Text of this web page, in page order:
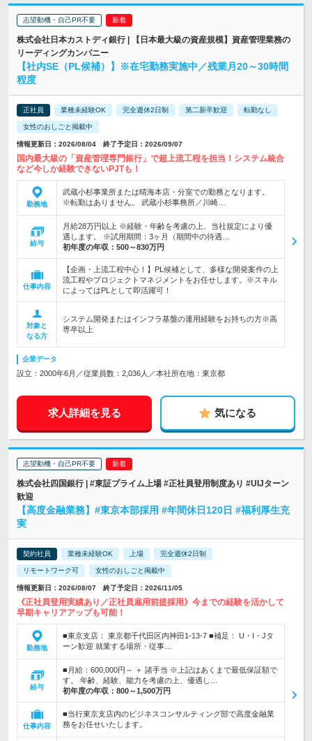
志望動機・自己PR不要
株式会社日本カストディ銀行 | 【日本最大級の資産規模】資産管理業務の
リーディングカンパニー
【社内SE（PL候補）】※在宅勤務実施中／残業月20～30時間
程度
正社員 業種未経験OK 完全週休2日制 第二新卒歓迎 転勤なし
女性のおしごと掲載中
情報更新日：2026/08/04 終了予定日：2026/09/07
国内最大級の「資産管理専門銀行」で超上流工程を担当！システム統合
など今しか経験できないPJTも！
勤務地
武蔵小杉事業所または晴海本店・分室での勤務となります。
※転勤はありません。 武蔵小杉事務所／川崎…
給与
月給28万円以上 ※経験・年齢を考慮の上、当社規定により優
遇します。 ※試用期間：3ヶ月（期間中の待遇…
初年度の年収： 500～830万円
仕事内容
【企画・上流工程中心！】PL候補として、多様な開発案件の上
流工程やプロジェクトマネジメントをお任せします。※スキル
によってはPLとして即活躍可！
対象と
なる方
システム開発またはインフラ基盤の運用経験をお持ちの方※高
専卒以上
企業データ
設立：2000年6月／従業員数：2,036人／本社所在地：東京都
求人詳細を見る 気になる
志望動機・自己PR不要
株式会社四国銀行 | #東証プライム上場 #正社員登用制度あり #UIJターン
歓迎
【高度金融業務】#東京本部採用 #年間休日120日 #福利厚生充
実
契約社員 業種未経験OK 上場 完全週休2日制
リモートワーク可 女性のおしごと掲載中
情報更新日：2026/08/07 終了予定日：2026/11/05
《正社員登用実績あり／正社員雇用前提採用》今までの経験を活かして
早期キャリアアップも可能！
勤務地
■東京支店： 東京都千代田区内神田1-13-7 ■補足： U・I・Jタ
ーン歓迎 就業する場所・従事…
給与
■月給：600,000円～ ＋ 諸手当 ※上記はあくまで最低保証額で
す。 年齢、経験、能力を考慮の上、優遇し…
初年度の年収： 800～1,500万円
仕事内容
■当行東京支店内のビジネスコンサルティング部で高度金融業
務をお任せいたします。